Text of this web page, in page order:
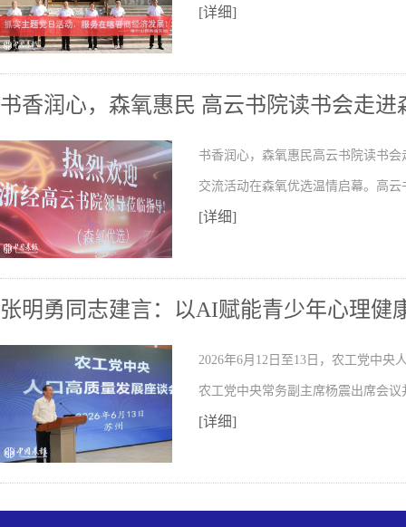
[详细]
书香润心，森氧惠民 高云书院读书会走进
书香润心，森氧惠民高云书院读书
交流活动在森氧优选温情启幕。高
[详细]
张明勇同志建言：以AI赋能青少年心理健
2026年6月12日至13日，农工党中央
农工党中央常务副主席杨震出席会
[详细]